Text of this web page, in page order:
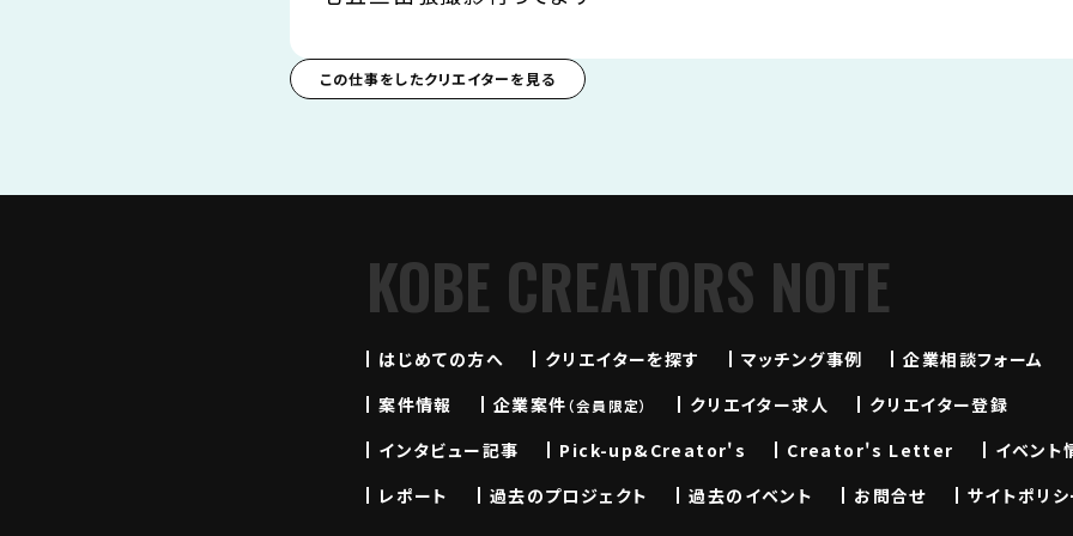
この仕事をしたクリエイターを見る
KOBE CREATORS NOTE
はじめての方へ クリエイターを探す マッチング事例
企業相談フォーム
案件情報
企業案件（会員限定） クリエイター求人
クリエイター登録
インタビュー記事
Pick-up&Creator's Creator's Letter
イベント
レポート
過去のプロジェクト 過去のイベント お問合せ サイトポリ